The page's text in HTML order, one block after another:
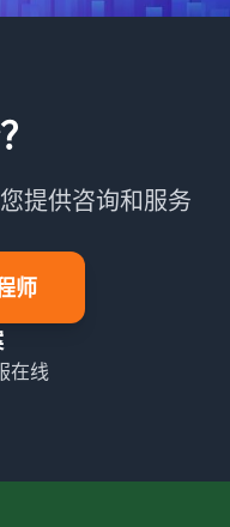
提供咨询和服务
师
在线